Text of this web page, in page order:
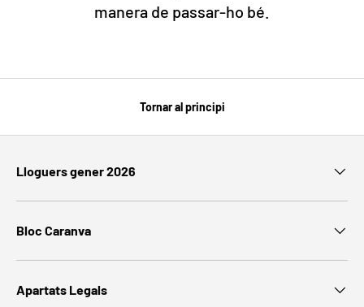
manera de passar-ho bé.
Tornar al principi
Lloguers gener 2026
Bloc Caranva
Apartats Legals